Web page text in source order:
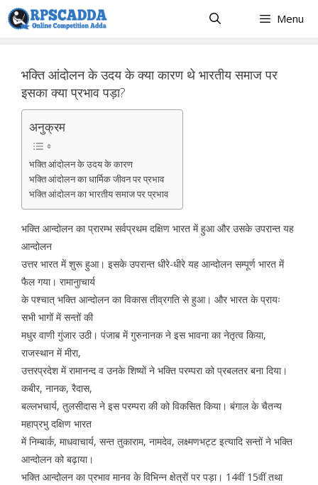
Skip
to
Menu
भक्ति आंदोलन के उदय के क्या कारण थे भारतीय समाज पर
इसका क्या प्रभाव पड़ा?
अनुक्रम
भक्ति आंदोलन के उदय के कारण
भक्ति आंदोलन का धार्मिक जीवन पर प्रभाव
भक्ति आंदोलन का भारतीय समाज पर प्रभाव
भक्ति आन्दोलन का प्रारम्भ सर्वप्रथम दक्षिण भारत में हुआ और उसके उपरान्त यह
आन्दोलन
उत्तर भारत में शुरू हुआ। इसके उपरान्त धीरे-धीरे यह आन्दोलन सम्पूर्ण भारत में
फैल गया। रामानुाचार्य
के पश्चात् भक्ति आन्दोलन का विकास तीव्रगति से हुआ। और भारत के प्रायः
सभी भागों में सन्तों की
मधुर वाणी गुंजार उठी। पंजाब में गुरुनानक ने इस भावना का नेतृत्व किया,
राजस्थान में मीरा,
उत्तरप्रदेश में रामानन्द व उनके शिष्यों ने भक्ति परम्परा को प्रबलतर बना दिया।
कबीर, नानक, रैदास,
बल्लभचार्य, तुलसीदास ने इस परम्परा की को विकसित किया। बंगाल के चैतन्य
महाप्रभु दक्षिण भारत
में निम्बार्क, माधवाचार्य, सन्त तुकाराम, नामदेव, लक्ष्मणभट्ट इत्यादि सन्तों ने भक्ति
आन्दोलन को बढ़ाया।
भक्ति आन्दोलन का प्रभाव मानव के विभिन्न क्षेत्रों पर पड़ा। 14वीं 15वीं तथा